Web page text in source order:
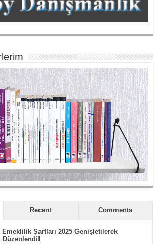
Recent Comments
Emeklilik Şartları 2025 Genişletilerek
Düzenlendi!